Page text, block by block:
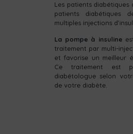
Les patients
patients
multiples injections
La pompe à insuline
traitement par multi-
et favorise un meilleur
Ce traitement est
diabétologue selon
de votre diabète.